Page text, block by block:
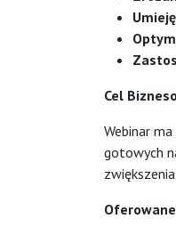
Cel
Webinar
gotowych